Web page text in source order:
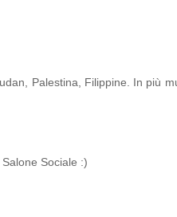
Palestina, Filippine. In più
Sociale :)